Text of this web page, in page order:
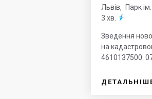
Львів, Парк
3 хв.

Зведення
на
4610137500: